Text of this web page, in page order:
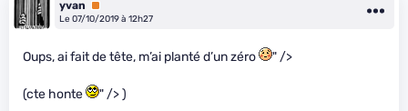
yvan
Premium
Le 07/10/2019 à 12h27
Oups, ai fait de tête, m’ai planté d’un zéro " />
(cte honte " /> )